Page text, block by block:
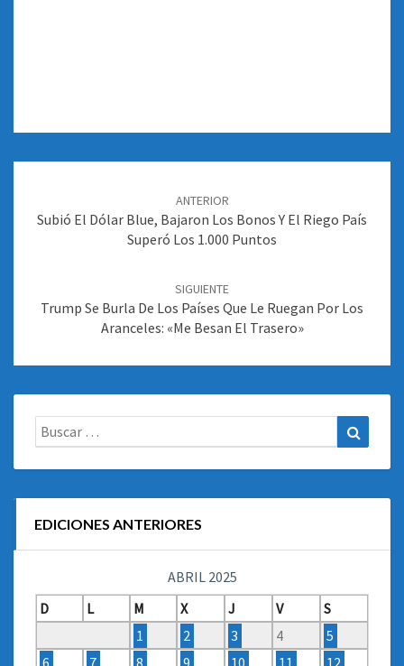
entradas
ANTERIOR
Subió El Dólar Blue, Bajaron Los Bonos Y El Riego País
Superó Los 1.000 Puntos
SIGUIENTE
Trump Se Burla De Los Países Que Le Ruegan Por Los
Aranceles: «Me Besan El Trasero»
Buscar:
EDICIONES ANTERIORES
ABRIL 2025
D
L M X J V
S
1
2 3 4
5